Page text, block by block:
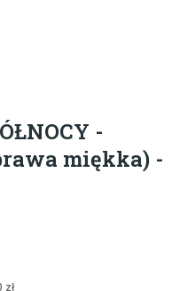
-
miękka) -
zł